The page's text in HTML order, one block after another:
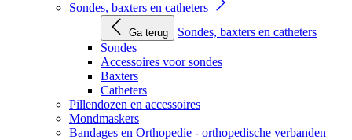
Sondes, baxters en catheters
Ga terug
Sondes, baxters en catheters
Sondes
Accessoires voor sondes
Baxters
Catheters
Pillendozen en accessoires
Mondmaskers
Bandages en Orthopedie - orthopedische verbanden